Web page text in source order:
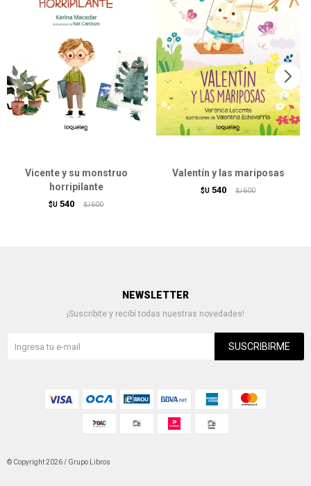
Vicente y su monstruo
horripilante
$U 540 $U 600
Valentín y las mariposas
$U 540 $U 600
NEWSLETTER
¡Suscribite y recibí todas nuestras novedades!
SUSCRIBIRME
© Copyright 2026 / Grupo Libros